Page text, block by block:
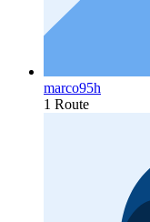
marco95h
1 Route